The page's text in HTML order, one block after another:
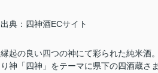
出典：四神酒ECサイト
縁起の良い四つの神にて彩られた純米酒
り神「四神」をテーマに県下の四酒蔵さ